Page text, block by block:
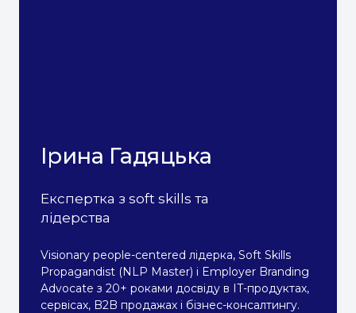
Ірина Гадяцька
Експертка з soft skills та
лідерства
Visionary people-centered лідерка, Soft Skills
Propagandist (NLP Master) і Employer Branding
Advocate з 20+ роками досвіду в IT-продуктах,
сервісах, B2B продажах і бізнес-консалтингу.